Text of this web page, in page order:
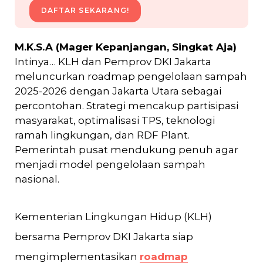
DAFTAR SEKARANG!
M.K.S.A (Mager Kepanjangan, Singkat Aja)
Intinya… KLH dan Pemprov DKI Jakarta
meluncurkan roadmap pengelolaan sampah
2025-2026 dengan Jakarta Utara sebagai
percontohan. Strategi mencakup partisipasi
masyarakat, optimalisasi TPS, teknologi
ramah lingkungan, dan RDF Plant.
Pemerintah pusat mendukung penuh agar
menjadi model pengelolaan sampah
nasional.
Kementerian Lingkungan Hidup (KLH)
bersama Pemprov DKI Jakarta siap
mengimplementasikan roadmap